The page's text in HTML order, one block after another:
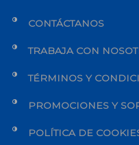
CONTÁCTANOS
TRABAJA CON
TÉRMINOS Y
PROMOCIONES Y
POLÍTICA DE